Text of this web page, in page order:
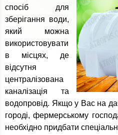
спосіб для
зберігання води,
який можна
використовувати
в місцях, де
відсутня
централізована
каналізація та
водопровід. Якщо у Вас на
городі, фермерському
необхідно придбати